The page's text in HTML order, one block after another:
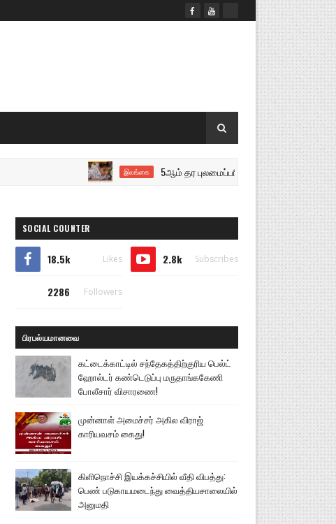
இலங்கை 5ஆம் தர புலமைப்பரிசில் பரீட்சை இன்று..!
SOCIAL COUNTER
18.5k Likes 2.8k Subscribes
2286 Followers
பிரபல்யமானவை
கட்டைக்காட்டில் சந்தேகத்திற்குரிய பெல்ட்
ஹோல்டர் கண்டெடுப்பு மருதாங்ககேணி
போலீசார் விசாரணை!
முன்னாள் அமைச்சர் அகில விராஜ்
காரியவசம் கைது!
கிளிநொச்சி இயக்கச்சியில் வீதி விபத்து:
பெண் படுகாயமடைந்து வைத்தியசாலையில்
அனுமதி